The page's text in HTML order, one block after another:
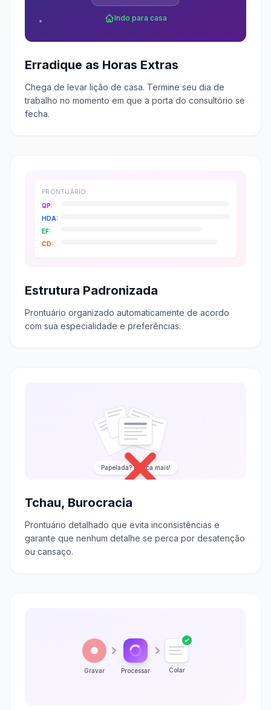
Indo para casa
Erradique as Horas Extras
Chega de levar lição de casa. Termine seu dia de
trabalho no momento em que a porta do consultório se
fecha.
PRONTUÁRIO
QP:
HDA:
EF:
CD:
Estrutura Padronizada
Prontuário organizado automaticamente de acordo
com sua especialidade e preferências.
Papelada? Nunca mais!
Tchau, Burocracia
Prontuário detalhado que evita inconsistências e
garante que nenhum detalhe se perca por desatenção
ou cansaço.
Gravar Processar Colar